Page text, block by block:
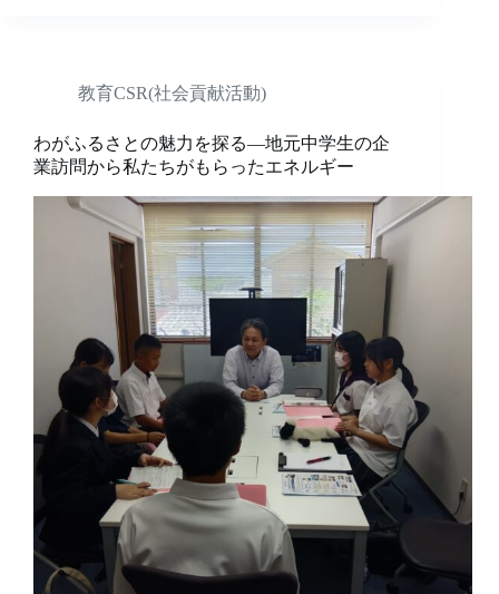
教育CSR(社会貢献活動)
わがふるさとの魅力を探る―地元中学生の企
業訪問から私たちがもらったエネルギー